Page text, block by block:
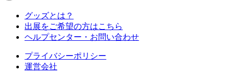
グッズとは？
出展をご希望の方はこちら
ヘルプセンター・お問い合わせ
プライバシーポリシー
運営会社